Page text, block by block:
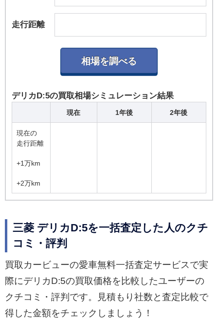
走行距離
デリカD:5の買取相場シミュレーション結果
現在 1年後 2年後
現在の
走行距離
+1万km
+2万km
三菱 デリカD:5を一括査定した人のクチ
コミ・評判
買取カービューの愛車無料一括査定サービスで実
際にデリカD:5の買取価格を比較したユーザーの
クチコミ・評判です。見積もり社数と査定比較で
得した金額をチェックしましょう！